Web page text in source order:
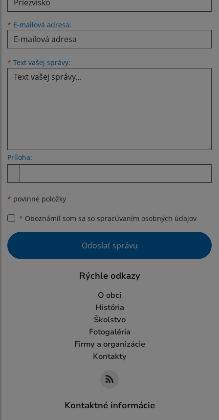
* E-mailová adresa:
* Text vašej správy:
Príloha:
* povinné položky
* Oboznámil som sa so spracúvaním osobných údajov
Google reCaptcha Response
Odoslať správu
Rýchle odkazy
O obci
História
Školstvo
Fotogaléria
Firmy a organizácie
Kontakty
Kontaktné informácie